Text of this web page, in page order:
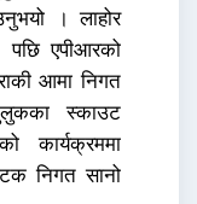
। लाहोर
पछि एपीआरको
आमा निगत
स्काउट
कार्यक्रममा
निगत सानो